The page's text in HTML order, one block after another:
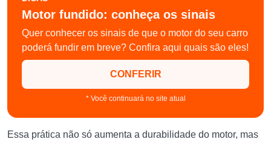
Motor fundido: conheça os sinais
Quer conhecer os sinais de que o motor do seu carro
poderá fundir em breve? Confira aqui quais são eles!
CONFERIR
* Você continuará no site atual
Essa prática não só aumenta a durabilidade do motor, mas